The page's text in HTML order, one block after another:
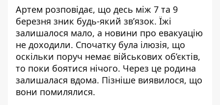
Артем розповідає, що десь між 7 та 9
березня зник будь-який зв’язок. Їжі
залишалося мало, а новини про евакуацію
не доходили. Спочатку була ілюзія, що
оскільки поруч немає військових об’єктів,
то поки боятися нічого. Через це родина
залишалася вдома. Пізніше виявилося, що
вони помилялися.